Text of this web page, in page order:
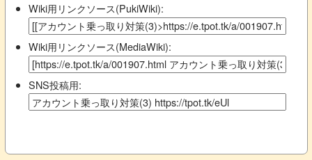
Wiki用リンクソース(PukiWiki):
Wiki用リンクソース(MediaWiki):
SNS投稿用: